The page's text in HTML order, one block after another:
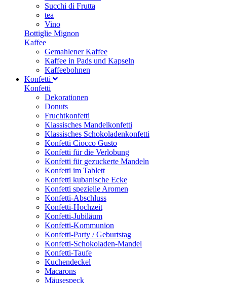
Succhi di Frutta
tea
Vino
Bottiglie Mignon
Kaffee
Gemahlener Kaffee
Kaffee in Pads und Kapseln
Kaffeebohnen
Konfetti
Konfetti
Dekorationen
Donuts
Fruchtkonfetti
Klassisches Mandelkonfetti
Klassisches Schokoladenkonfetti
Konfetti Ciocco Gusto
Konfetti für die Verlobung
Konfetti für gezuckerte Mandeln
Konfetti im Tablett
Konfetti kubanische Ecke
Konfetti spezielle Aromen
Konfetti-Abschluss
Konfetti-Hochzeit
Konfetti-Jubiläum
Konfetti-Kommunion
Konfetti-Party / Geburtstag
Konfetti-Schokoladen-Mandel
Konfetti-Taufe
Kuchendeckel
Macarons
Mäusespeck